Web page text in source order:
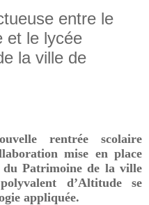
entre le
et le lycée
la ville de
rentrée scolaire
mise en place
du Patrimoine de la ville
d’Altitude se
appliquée.